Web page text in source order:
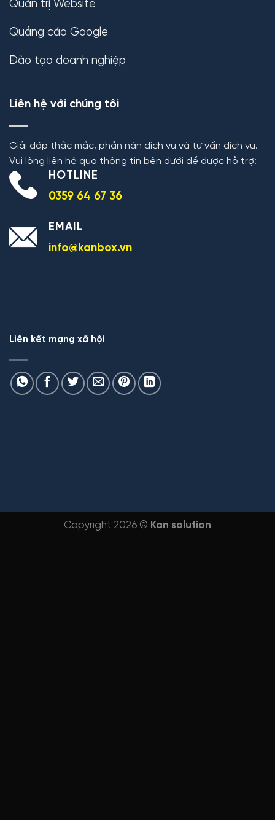
Quản trị Website
Quảng cáo Google
Đào tạo doanh nghiệp
Liên hệ với chúng tôi
Giải đáp thắc mắc, phản nàn dịch vụ và tư vấn dịch vụ.
Vui lòng liên hệ qua thông tin bên dưới để được hỗ trợ:
HOTLINE
0359 64 67 36
EMAIL
info@kanbox.vn
Liên kết mạng xã hội
Copyright 2026 © Kan solution